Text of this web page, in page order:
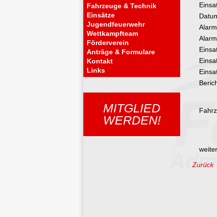
Zurück
Fahrzeuge & Technik
Einsätze
Jugendfeuerwehr
Wettkampfteam
Förderverein
Anträge & Formulare
Kontakt
Links
MITGLIED
WERDEN!